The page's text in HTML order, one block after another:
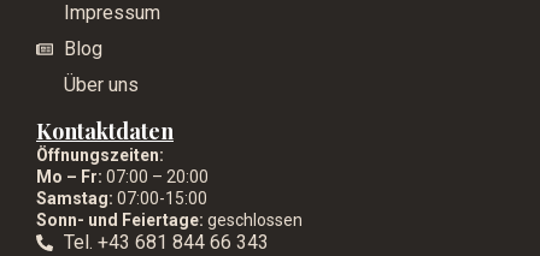
Impressum
Blog
Über uns
Kontaktdaten
Öffnungszeiten:
Mo – Fr: 07:00 – 20:00
Samstag: 07:00-15:00
Sonn- und Feiertage: geschlossen
Tel. +43 681 844 66 343